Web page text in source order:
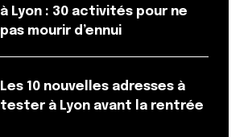
à Lyon : 30 activités pour ne
pas mourir d’ennui
Les 10 nouvelles adresses à
tester à Lyon avant la rentrée